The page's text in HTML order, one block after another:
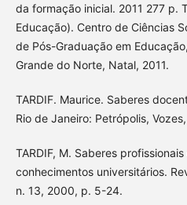
da formação inicial. 2011 277 p.
Educação). Centro de Ciências
de Pós-Graduação em
Grande do Norte, Natal, 2011.
TARDIF. Maurice. Saberes
Rio de Janeiro: Petrópolis,
TARDIF, M. Saberes
conhecimentos universitários.
n. 13, 2000, p. 5-24.